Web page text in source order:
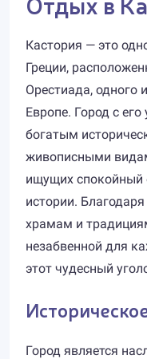
Кастория — это
Греции,
Орестиада, одного
Европе. Город с
богатым
живописными
ищущих спокойный
истории.
храмам и
незабвенной для
этот чудесный
Город является